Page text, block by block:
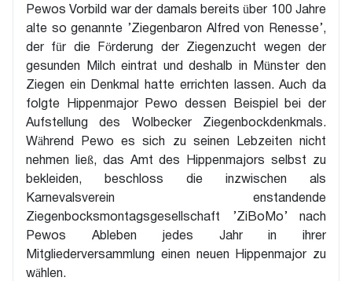
Pewos Vorbild war der damals bereits über 100 Jahre
alte so genannte ’Ziegenbaron Alfred von Renesse’,
der für die Förderung der Ziegenzucht wegen der
gesunden Milch eintrat und deshalb in Münster den
Ziegen ein Denkmal hatte errichten lassen. Auch da
folgte Hippenmajor Pewo dessen Beispiel bei der
Aufstellung des Wolbecker Ziegenbockdenkmals.
Während Pewo es sich zu seinen Lebzeiten nicht
nehmen ließ, das Amt des Hippenmajors selbst zu
bekleiden, beschloss die inzwischen als
Karnevalsverein enstandende
Ziegenbocksmontagsgesellschaft ’ZiBoMo’ nach
Pewos Ableben jedes Jahr in ihrer
Mitgliederversammlung einen neuen Hippenmajor zu
wählen.